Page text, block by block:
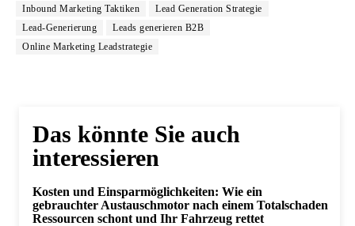
Inbound Marketing Taktiken
Lead Generation Strategie
Lead-Generierung
Leads generieren B2B
Online Marketing Leadstrategie
Das könnte Sie auch
interessieren
Kosten und Einsparmöglichkeiten: Wie ein
gebrauchter Austauschmotor nach einem Totalschaden
Ressourcen schont und Ihr Fahrzeug rettet